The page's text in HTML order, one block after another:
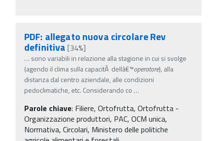
PDF: allegato nuova circolare Rev
definitiva [34%]
… sono variabili in relazione alla stagione in cui si svolge
(agendo il clima sulla capacitÃ dellâ€™operatore), alla
distanza dal centro aziendale, alle condizioni
pedoclimatiche, etc. Considerando co …
Parole chiave: Filiere, Ortofrutta, Ortofrutta -
Organizzazione produttori, PAC, OCM unica,
Normativa, Circolari, Ministero delle politiche